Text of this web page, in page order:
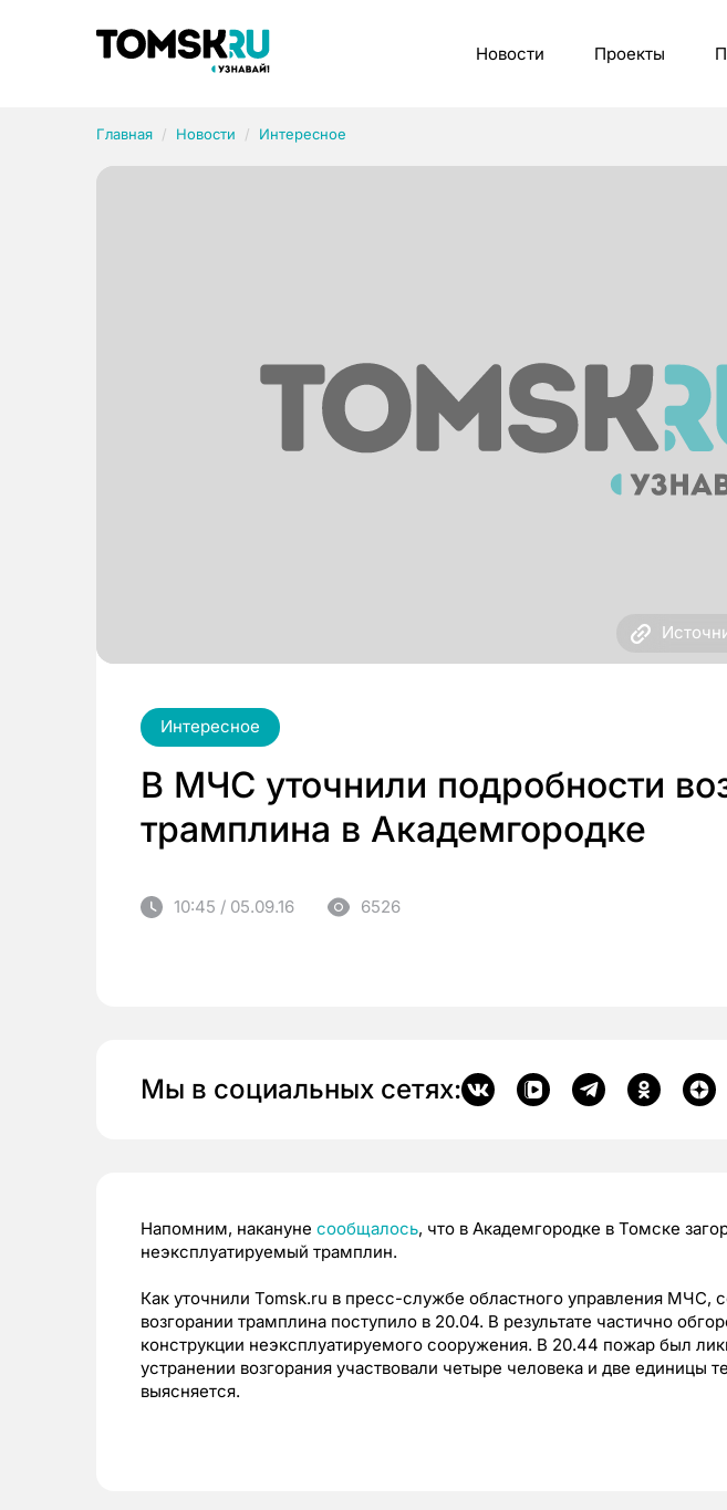
Новости Проекты
Главная Новости Интересное
Интересное
В МЧС уточнили подробности
трамплина в Академгородке
10:45 / 05.09.16 6526
Мы в социальных сетях:
Напомним, накануне сообщалось, что в Академгородке в Томске
неэксплуатируемый трамплин.
Как уточнили Tomsk.ru в пресс-службе областного управления МЧС,
возгорании трамплина поступило в 20.04. В результате частично
конструкции неэксплуатируемого сооружения. В 20.44 пожар был
устранении возгорания участвовали четыре человека и две единицы
выясняется.
Рубрики